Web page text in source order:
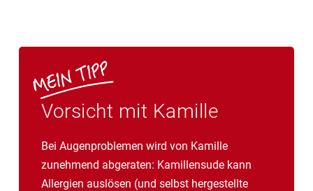
Vorsicht mit Kamille
Bei Augenproblemen wird von Kamille
zunehmend abgeraten: Kamillensude kann
Allergien auslösen (und selbst hergestellte